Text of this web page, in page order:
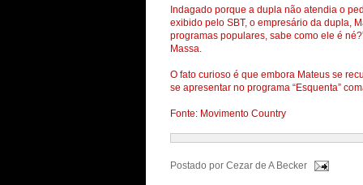
Indagado porque a dupla não atendia o
exibido pelo SBT, o empresário da dupla,
programas populares, sabe como ele é
Massa.
O fato curioso é que embora Mateus se
se apresentar no programa “Esquenta”
Fonte: Movimento Country
Postado por Cezar de A Becker